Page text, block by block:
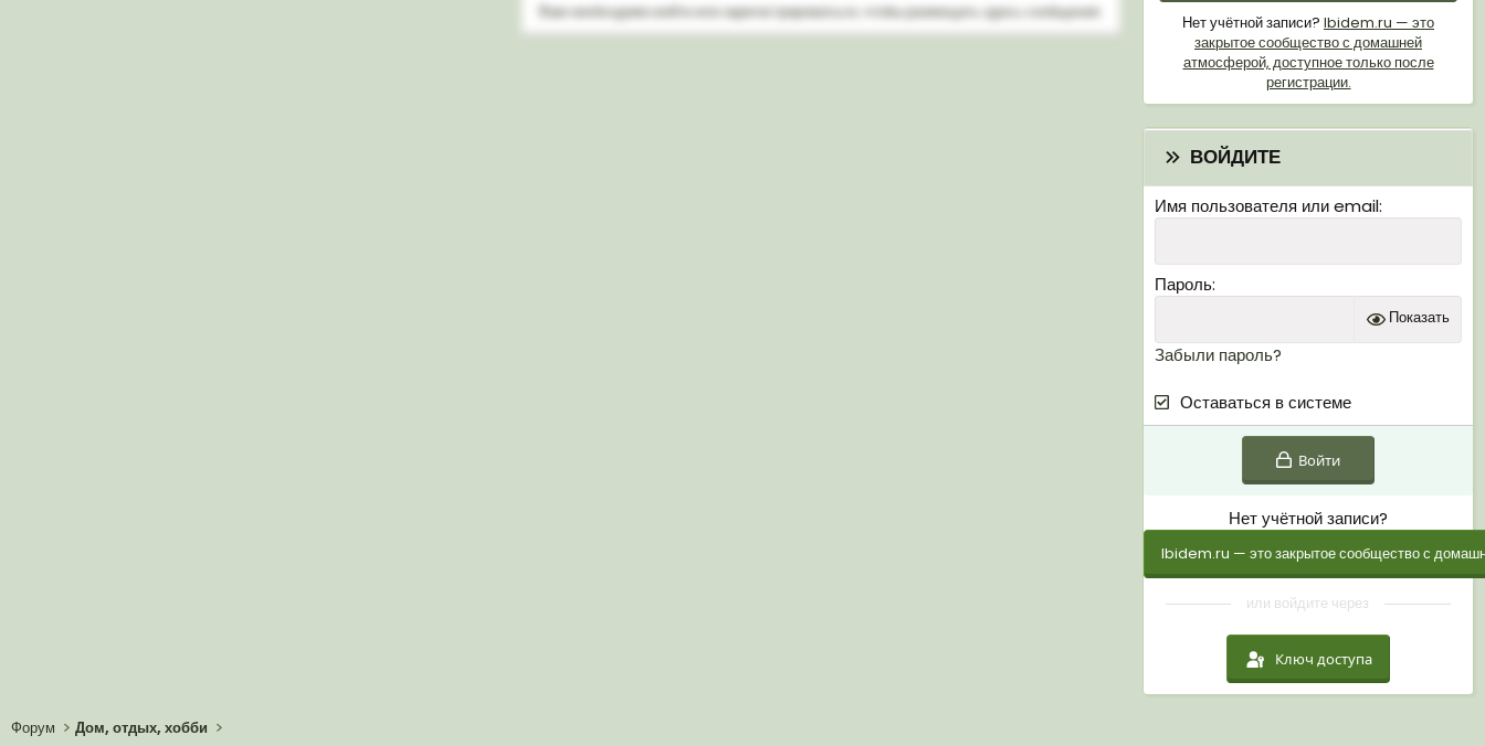
Вам необходимо войти или зарегистрироваться, чтобы размещать здесь сообщения.
Нет учётной записи? Ibidem.ru — это
закрытое сообщество с домашней
атмосферой, доступное только после
регистрации.
ВОЙДИТЕ
Имя пользователя или email
Пароль
Показать
Забыли пароль?
Оставаться в системе
Войти
Нет учётной записи?
Ibidem.ru — это закрытое сообщество с
или войдите через
Ключ доступа
Форум Дом, отдых, хобби